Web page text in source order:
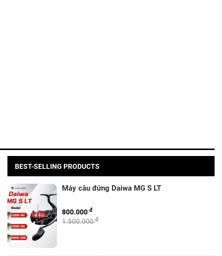
BEST-SELLING PRODUCTS
Máy câu đứng Daiwa MG S LT
1.500.000đ
800.000 đ